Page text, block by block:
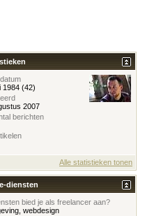
1984 (42)
2007
berichten
Alle statistieken tonen
diensten
bied je als freelancer aan?
webdesign